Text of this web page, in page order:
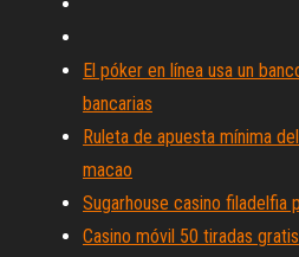
El póker en línea usa un
bancarias
Ruleta de apuesta mínima
macao
Sugarhouse casino filadelfia
Casino móvil 50 tiradas gratis